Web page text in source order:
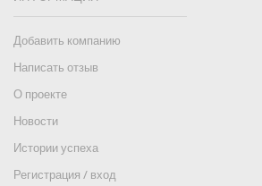
Добавить компанию
Написать отзыв
О проекте
Новости
Истории успеха
Регистрация / вход